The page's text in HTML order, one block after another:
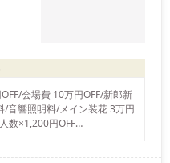
会場費 10万円OFF/新郎新
音響照明料/メイン装花 3万円
数×1,200円OFF